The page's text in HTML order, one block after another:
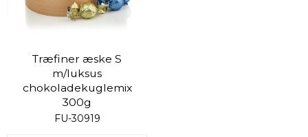
Træfiner æske S
m/luksus
chokoladekuglemix
300g
FU-30919